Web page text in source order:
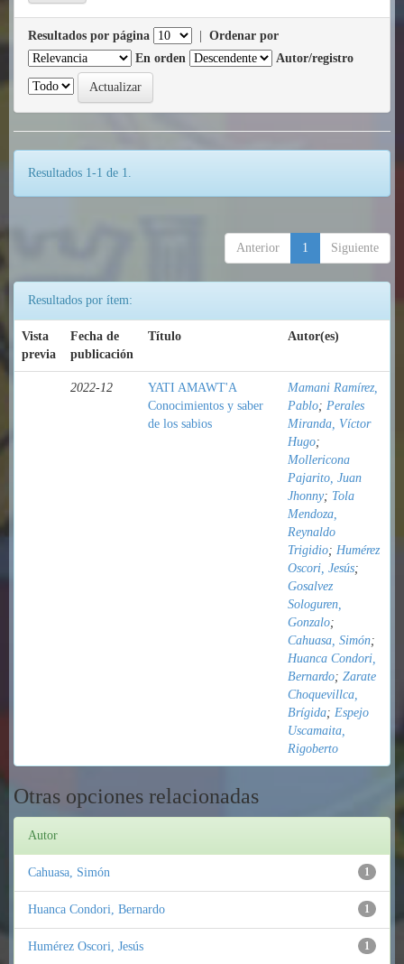
Resultados por página
Ordenar por
En orden
Autor/registro
Resultados 1-1 de 1.
Anterior 1 Siguiente
Resultados por ítem:
Vista
previa
Fecha de
publicación
Título Autor(es)
2022-12
YATI AMAWT'A
Conocimientos y saber
de los sabios
Mamani Ramírez,
Pablo; Perales
Miranda, Víctor
Hugo;
Mollericona
Pajarito, Juan
Jhonny; Tola
Mendoza,
Reynaldo
Trigidio; Humérez
Oscori, Jesús;
Gosalvez
Sologuren,
Gonzalo;
Cahuasa, Simón;
Huanca Condori,
Bernardo; Zarate
Choquevillca,
Brígida; Espejo
Uscamaita,
Rigoberto
Otras opciones relacionadas
Autor
1
Cahuasa, Simón
1
Huanca Condori, Bernardo
1
Humérez Oscori, Jesús